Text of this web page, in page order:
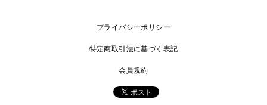
プライバシーポリシー
特定商取引法に基づく表記
会員規約